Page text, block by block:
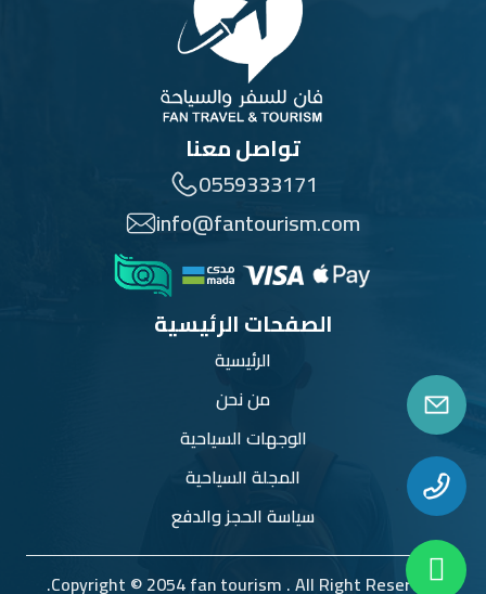
تواصل معنا
0559333171
info@fantourism.com
الصفحات الرئيسية
الرئيسية
من نحن
الوجهات السياحية
المجلة السياحية
سياسة الحجز والدفع
Copyright © 2054 fan tourism . All Right Reserved.